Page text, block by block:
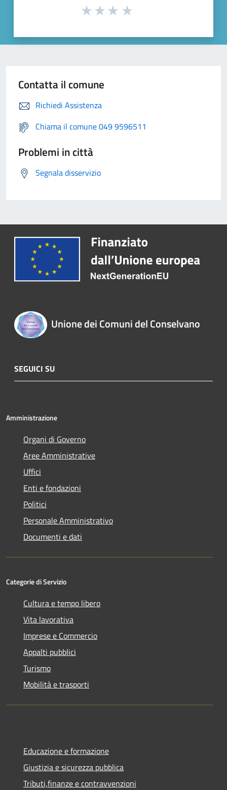
Contatta il comune
Richiedi Assistenza
Chiama il comune 049 9596511
Problemi in città
Segnala disservizio
Unione dei Comuni del Conselvano
SEGUICI SU
Amministrazione
Organi di Governo
Aree Amministrative
Uffici
Enti e fondazioni
Politici
Personale Amministrativo
Documenti e dati
Categorie di Servizio
Cultura e tempo libero
Vita lavorativa
Imprese e Commercio
Appalti pubblici
Turismo
Mobilità e trasporti
Educazione e formazione
Giustizia e sicurezza pubblica
Tributi,finanze e contravvenzioni